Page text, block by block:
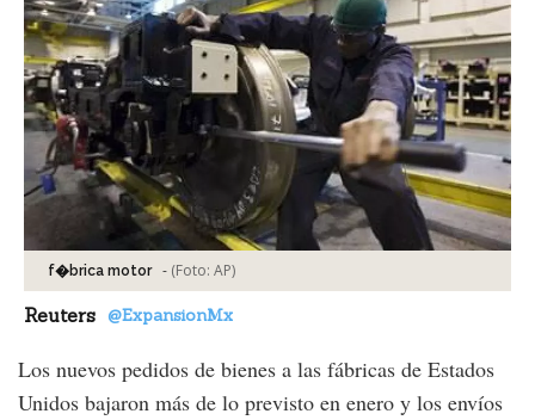
f�brica motor - (Foto: AP)
Reuters @ExpansionMx
Los nuevos pedidos de bienes a las fábricas de Estados
Unidos bajaron más de lo previsto en enero y los envíos